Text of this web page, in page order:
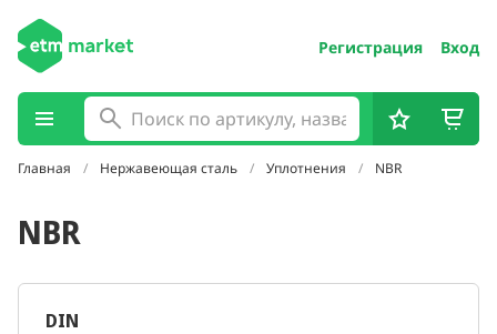
Регистрация Вход
Главная Нержавеющая сталь Уплотнения NBR
NBR
DIN